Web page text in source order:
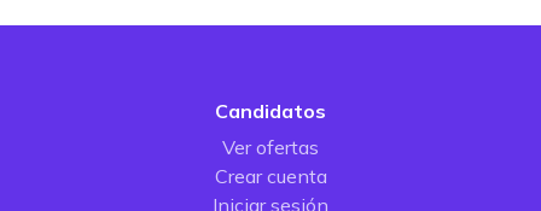
Candidatos
Ver ofertas
Crear cuenta
Iniciar sesión